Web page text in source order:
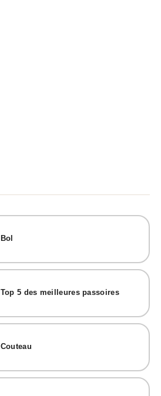
Bol
Top 5 des meilleures passoires
Couteau